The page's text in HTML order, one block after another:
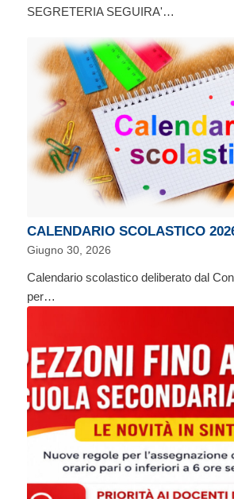
SEGRETERIA SEGUIRA'…
CALENDARIO SCOLASTICO
Giugno 30, 2026
Calendario scolastico deliberato dal
per…